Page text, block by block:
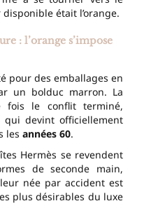
était l’orange.
: l’orange s’impose
pour des emballages en
un bolduc marron. La
fois le conflit terminé,
qui devint officiellement
les années 60.
Hermès se revendent
de seconde main,
née par accident est
plus désirables du luxe